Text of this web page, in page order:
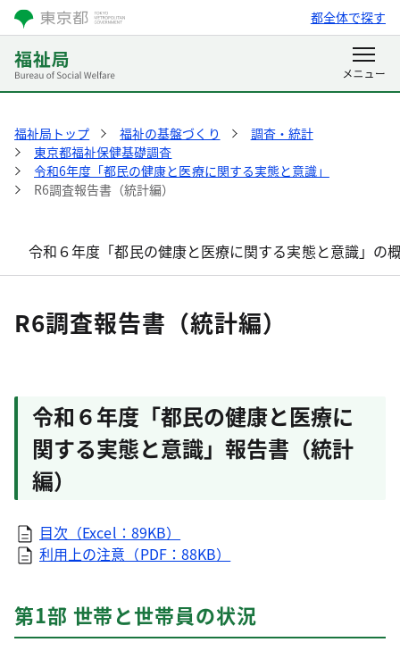
都全体で探す
福祉局トップ 福祉の基盤づくり
調査・統計
東京都福祉保健基礎調査
令和6年度「都民の健康と医療に関する実態と意識」
R6調査報告書（統計編）
令和６年度「都民の健康と医療に関する実態と意識」の
R6調査報告書（統計編）
令和６年度「都民の健康と医療に
関する実態と意識」報告書（統計
編）
目次（Excel：89KB）
利用上の注意（PDF：88KB）
第1部 世帯と世帯員の状況